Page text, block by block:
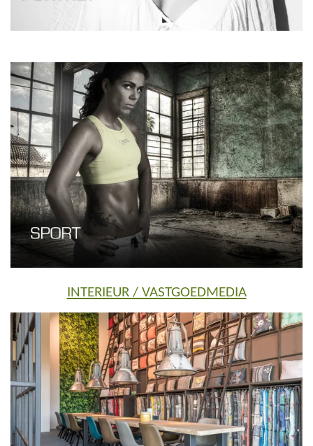
INTERIEUR / VASTGOEDMEDIA